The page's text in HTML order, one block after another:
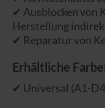
✔ Ausblocken von
Herstellung
✔ Reparatur von
Erhältliche
✔ Universal (A1-